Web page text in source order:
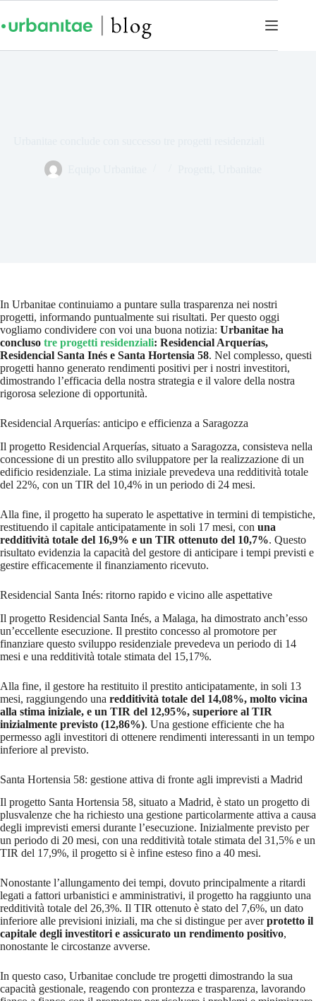
In Urbanitae continuiamo a puntare sulla trasparenza nei nostri
progetti, informando puntualmente sui risultati. Per questo oggi
vogliamo condividere con voi una buona notizia: Urbanitae ha
concluso tre progetti residenziali: Residencial Arquerías,
Residencial Santa Inés e Santa Hortensia 58. Nel complesso, questi
progetti hanno generato rendimenti positivi per i nostri investitori,
dimostrando l’efficacia della nostra strategia e il valore della nostra
rigorosa selezione di opportunità.
Residencial Arquerías: anticipo e efficienza a Saragozza
Il progetto Residencial Arquerías, situato a Saragozza, consisteva nella
concessione di un prestito allo sviluppatore per la realizzazione di un
edificio residenziale. La stima iniziale prevedeva una redditività totale
del 22%, con un TIR del 10,4% in un periodo di 24 mesi.
Alla fine, il progetto ha superato le aspettative in termini di tempistiche,
restituendo il capitale anticipatamente in soli 17 mesi, con una
redditività totale del 16,9% e un TIR ottenuto del 10,7%. Questo
risultato evidenzia la capacità del gestore di anticipare i tempi previsti e
gestire efficacemente il finanziamento ricevuto.
Residencial Santa Inés: ritorno rapido e vicino alle aspettative
Il progetto Residencial Santa Inés, a Malaga, ha dimostrato anch’esso
un’eccellente esecuzione. Il prestito concesso al promotore per
finanziare questo sviluppo residenziale prevedeva un periodo di 14
mesi e una redditività totale stimata del 15,17%.
Alla fine, il gestore ha restituito il prestito anticipatamente, in soli 13
mesi, raggiungendo una redditività totale del 14,08%, molto vicina
alla stima iniziale, e un TIR del 12,95%, superiore al TIR
inizialmente previsto (12,86%). Una gestione efficiente che ha
permesso agli investitori di ottenere rendimenti interessanti in un tempo
inferiore al previsto.
Santa Hortensia 58: gestione attiva di fronte agli imprevisti a Madrid
Il progetto Santa Hortensia 58, situato a Madrid, è stato un progetto di
plusvalenze che ha richiesto una gestione particolarmente attiva a causa
degli imprevisti emersi durante l’esecuzione. Inizialmente previsto per
un periodo di 20 mesi, con una redditività totale stimata del 31,5% e un
TIR del 17,9%, il progetto si è infine esteso fino a 40 mesi.
Nonostante l’allungamento dei tempi, dovuto principalmente a ritardi
legati a fattori urbanistici e amministrativi, il progetto ha raggiunto una
redditività totale del 26,3%. Il TIR ottenuto è stato del 7,6%, un dato
inferiore alle previsioni iniziali, ma che si distingue per averprotetto il
capitale degli investitori e assicurato un rendimento positivo,
nonostante le circostanze avverse.
In questo caso, Urbanitae conclude tre progetti dimostrando la sua
capacità gestionale, reagendo con prontezza e trasparenza, lavorando